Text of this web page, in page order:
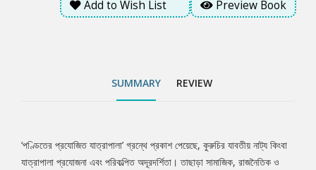
Add to Wish List Preview Book
SUMMARY REVIEW
Tab
‘পণ্ডিতের প্রযোজিত যাত্রাপালা’ গ্রন্থে প্রকাশ পেয়েছে, কুরুচির যাবতীয় নাট্য কিংবা
যাত্রাপালা প্রযোজনা এবং পরিকল্পিত অদূরদর্শিতা। তাছাড়া সামাজিক, রাজনৈতিক ও